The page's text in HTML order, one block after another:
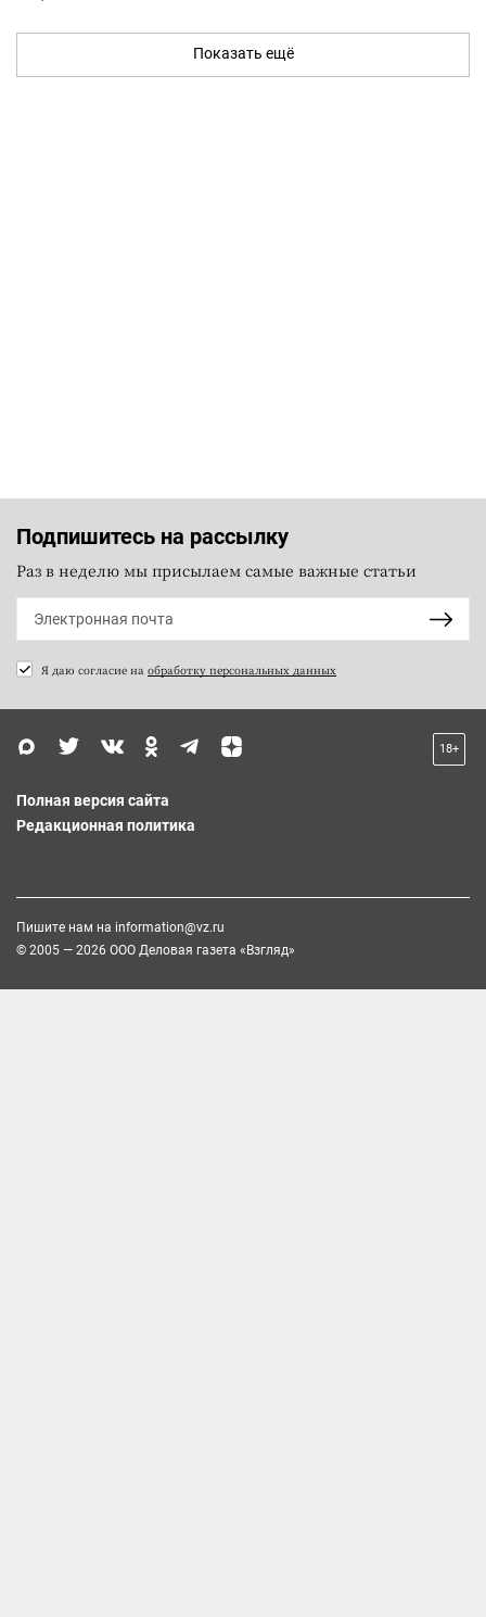
Показать ещё
Подпишитесь на рассылку
Раз в неделю мы присылаем самые важные статьи
Я даю согласие на обработку персональных данных
18+
Полная версия сайта
Редакционная политика
Пишите нам на information@vz.ru
© 2005 — 2026 ООО Деловая газета «Взгляд»